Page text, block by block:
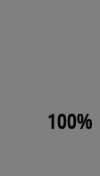
100%